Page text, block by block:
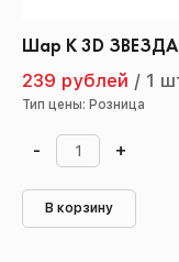
Шар К 3D ЗВЕЗДА
239 рублей / 1
Тип цены: Розница
- +
В корзину